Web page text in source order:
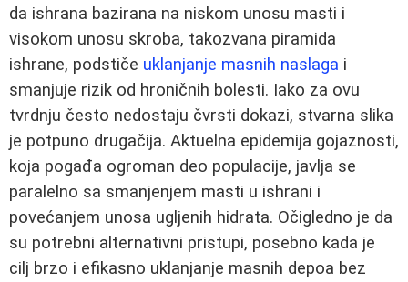
da ishrana bazirana na niskom unosu masti i
visokom unosu skroba, takozvana piramida
ishrane, podstiče uklanjanje masnih naslaga i
smanjuje rizik od hroničnih bolesti. Iako za ovu
tvrdnju često nedostaju čvrsti dokazi, stvarna slika
je potpuno drugačija. Aktuelna epidemija gojaznosti,
koja pogađa ogroman deo populacije, javlja se
paralelno sa smanjenjem masti u ishrani i
povećanjem unosa ugljenih hidrata. Očigledno je da
su potrebni alternativni pristupi, posebno kada je
cilj brzo i efikasno uklanjanje masnih depoa bez